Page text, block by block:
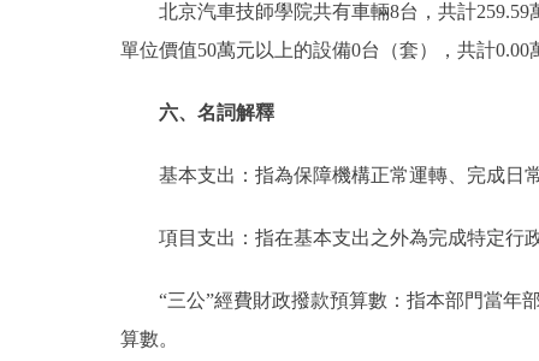
北京汽車技師學院共有車輛8台，共計259.59
單位價值50萬元以上的設備0台（套），共計0.00
六、名詞解釋
基本支出：指為保障機構正常運轉、完成日
項目支出：指在基本支出之外為完成特定行
“三公”經費財政撥款預算數：指本部門當年部
算數。